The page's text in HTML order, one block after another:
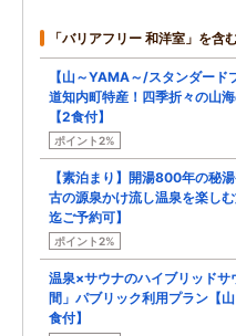
「バリアフリー 和洋室」を含
【山～YAMA～/スタンダード
道知内町特産！四季折々の山
【2食付】
ポイント2%
【素泊まり】開湯800年の秘
古の源泉かけ流し温泉を楽し
迄ご予約可】
ポイント2%
温泉×サウナのハイブリッドサ
間」パブリック利用プラン【
食付】